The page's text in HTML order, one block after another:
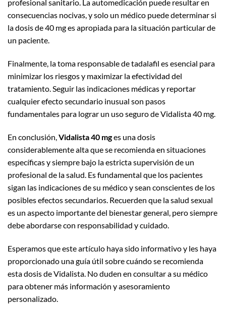
profesional sanitario. La automedicación puede resultar en
consecuencias nocivas, y solo un médico puede determinar si
la dosis de 40 mg es apropiada para la situación particular de
un paciente.
Finalmente, la toma responsable de tadalafil es esencial para
minimizar los riesgos y maximizar la efectividad del
tratamiento. Seguir las indicaciones médicas y reportar
cualquier efecto secundario inusual son pasos
fundamentales para lograr un uso seguro de Vidalista 40 mg.
En conclusión,Vidalista 40 mges una dosis
considerablemente alta que se recomienda en situaciones
específicas y siempre bajo la estricta supervisión de un
profesional de la salud. Es fundamental que los pacientes
sigan las indicaciones de su médico y sean conscientes de los
posibles efectos secundarios. Recuerden que la salud sexual
es un aspecto importante del bienestar general, pero siempre
debe abordarse con responsabilidad y cuidado.
Esperamos que este artículo haya sido informativo y les haya
proporcionado una guía útil sobre cuándo se recomienda
esta dosis de Vidalista. No duden en consultar a su médico
para obtener más información y asesoramiento
personalizado.